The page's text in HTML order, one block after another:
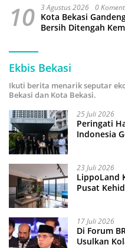
10 3 Agustus 2026 0
Kota Bekasi
Bersih Ditengah
Ekbis Bekasi
Ikuti berita menarik seputar
Bekasi dan Kota Bekasi.
25 Juli 2026
Peringati
Indonesia
23 Juli 2026
LippoLand
Pusat
17 Juli 2026
Di Forum
Usulkan